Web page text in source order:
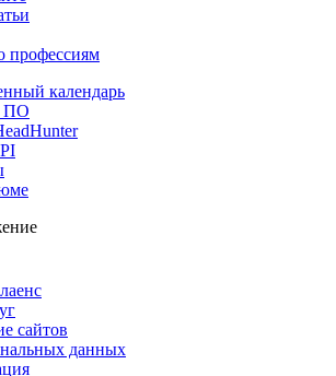
профессиям
календарь
ПО
сайтов
данных